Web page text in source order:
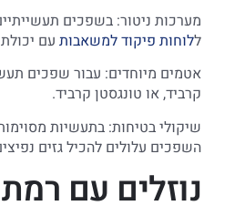
ללוחות פיקוד למשאבות עם
קרביד, או טונגסטן קרביד.
השפכים עלולים להכיל גזים
נוזלים עם